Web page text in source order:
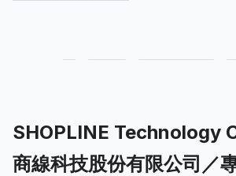
SHOPLINE Technology
商線科技股份有限公司／